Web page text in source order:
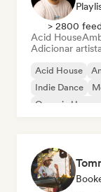
> 2800
Acid House
Adicionar
Acid House
Indie Dance
Organic House